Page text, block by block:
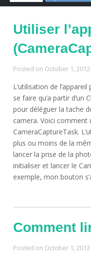
Utiliser
Posted on October 1, 2012
L’utilisation de
se faire qu’a partir d’un
pour déléguer la tache
camera. Voici comment
CameraCaptureTask.
plus ou moins de la
lancer la prise de la
initialiser et lancer le
exemple, mon bouton
Comment
Posted on October 1, 2012